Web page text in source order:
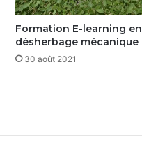
Formation E-learning en
désherbage mécanique
30 août 2021